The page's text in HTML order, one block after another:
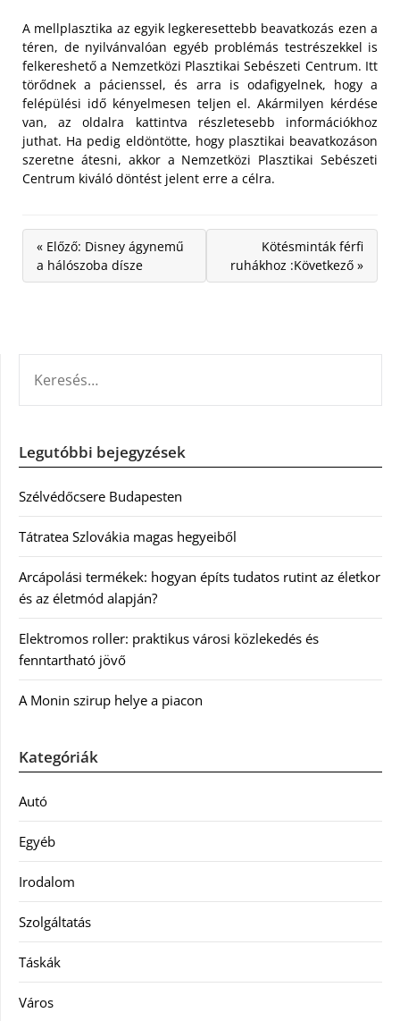
A mellplasztika az egyik legkeresettebb beavatkozás ezen a
téren, de nyilvánvalóan egyéb problémás testrészekkel is
felkereshető a Nemzetközi Plasztikai Sebészeti Centrum. Itt
törődnek a pácienssel, és arra is odafigyelnek, hogy a
felépülési idő kényelmesen teljen el. Akármilyen kérdése
van, az oldalra kattintva részletesebb információkhoz
juthat. Ha pedig eldöntötte, hogy plasztikai beavatkozáson
szeretne átesni, akkor a Nemzetközi Plasztikai Sebészeti
Centrum kiváló döntést jelent erre a célra.
« Előző: Disney ágynemű
a hálószoba dísze
Kötésminták férfi
ruhákhoz :Következő »
Legutóbbi bejegyzések
Szélvédőcsere Budapesten
Tátratea Szlovákia magas hegyeiből
Arcápolási termékek: hogyan építs tudatos rutint az életkor
és az életmód alapján?
Elektromos roller: praktikus városi közlekedés és
fenntartható jövő
A Monin szirup helye a piacon
Kategóriák
Autó
Egyéb
Irodalom
Szolgáltatás
Táskák
Város